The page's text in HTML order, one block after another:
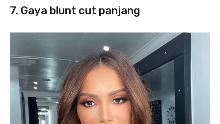
7. Gaya blunt cut panjang